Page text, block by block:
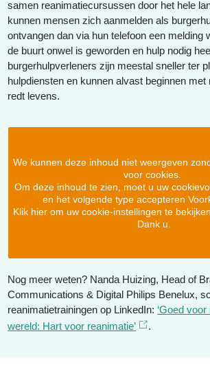
samen reanimatiecursussen door het hele
kunnen mensen zich aanmelden als
ontvangen dan via hun telefoon een melding
de buurt onwel is geworden en hulp nodig
burgerhulpverleners zijn meestal sneller ter
hulpdiensten en kunnen alvast beginnen met
redt levens.
We kunnen deze inhoud niet weergeven
voor cookies.
Om deze inhoud te zien, moet u uw
en het volgende type accepteren
Klik hier om uw cookie-instellingen te
Dank u.
Nog meer weten? Nanda Huizing, Head of
Communications & Digital Philips Benelux,
reanimatietrainingen op LinkedIn: ‘Goed
wereld: Hart voor reanimatie’
.